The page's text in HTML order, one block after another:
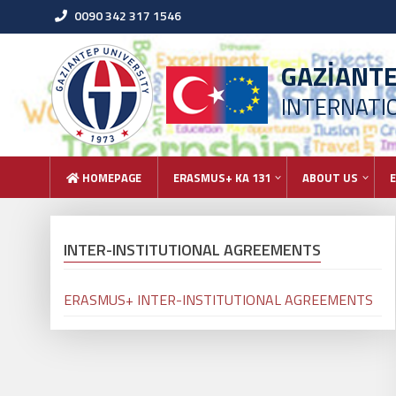
0090 342 317 1546
HOMEPAGE ERASMUS+ KA 131 ABOUT US
INTER-INSTITUTIONAL AGREEMENTS
ERASMUS+ INTER-INSTITUTIONAL AGREEMENTS